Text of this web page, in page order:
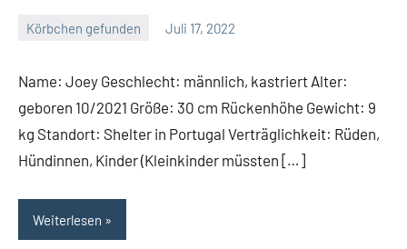
Körbchen gefunden Juli 17, 2022
Name: Joey Geschlecht: männlich, kastriert Alter:
geboren 10/2021 Größe: 30 cm Rückenhöhe Gewicht: 9
kg Standort: Shelter in Portugal Verträglichkeit: Rüden,
Hündinnen, Kinder (Kleinkinder müssten […]
Weiterlesen